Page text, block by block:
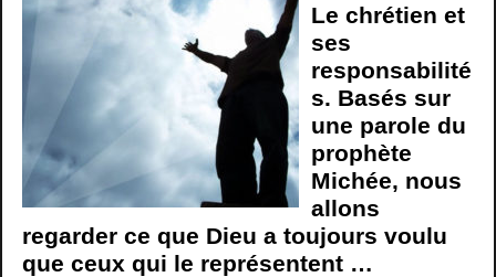
Le chrétien et
ses
responsabilité
s. Basés sur
une parole du
prophète
Michée, nous
allons
regarder ce que Dieu a toujours voulu
que ceux qui le représentent …